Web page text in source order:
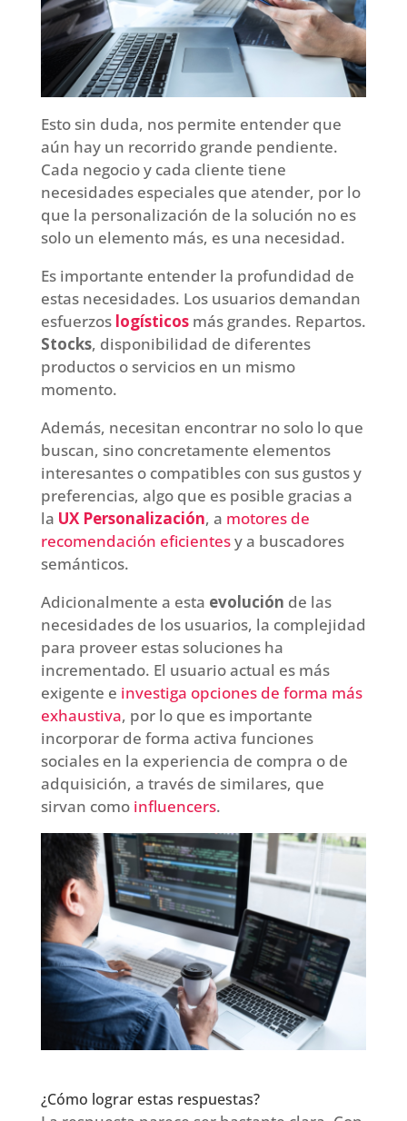
Esto sin duda, nos permite entender que
aún hay un recorrido grande pendiente.
Cada negocio y cada cliente tiene
necesidades especiales que atender, por lo
que la personalización de la solución no es
solo un elemento más, es una necesidad.
Es importante entender la profundidad de
estas necesidades. Los usuarios demandan
esfuerzos logísticos más grandes. Repartos.
Stocks, disponibilidad de diferentes
productos o servicios en un mismo
momento.
Además, necesitan encontrar no solo lo que
buscan, sino concretamente elementos
interesantes o compatibles con sus gustos y
preferencias, algo que es posible gracias a
la UX Personalización, a motores de
recomendación eficientesy a buscadores
semánticos.
Adicionalmente a esta evolución de las
necesidades de los usuarios, la complejidad
para proveer estas soluciones ha
incrementado. El usuario actual es más
exigente e investiga opciones de forma más
exhaustiva, por lo que es importante
incorporar de forma activa funciones
sociales en la experiencia de compra o de
adquisición, a través de similares, que
sirvan como influencers.
¿Cómo lograr estas respuestas?